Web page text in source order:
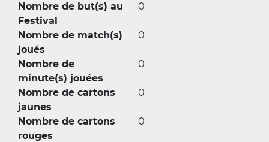
Nombre de but(s) au
Festival
0
Nombre de match(s)
joués
0
Nombre de
minute(s) jouées
0
Nombre de cartons
jaunes
0
Nombre de cartons
rouges
0